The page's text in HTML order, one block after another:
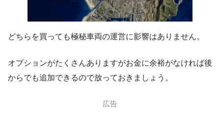
どちらを買っても極秘車両の運営に影響はありません。
オプションがたくさんありますがお金に余裕がなければ後
からでも追加できるので放っておきましょう。
広告